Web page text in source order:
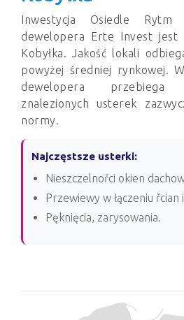
Inwestycja Osiedle Rytm
dewelopera Erte Invest jest
Kobyłka. Jakość lokali
powyżej średniej rynkowej.
dewelopera przebiega
znalezionych usterek
normy.
Najczęstsze usterki:
Nieszczelnořci okien
Przewiewy w łączeniu řcian
Pęknięcia, zarysowania.